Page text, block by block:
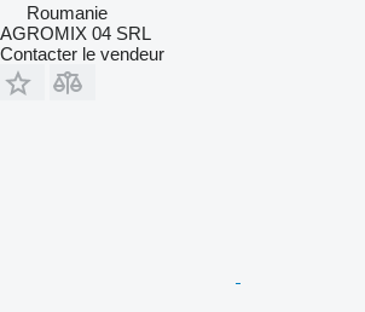
Roumanie
AGROMIX 04 SRL
Contacter le vendeur